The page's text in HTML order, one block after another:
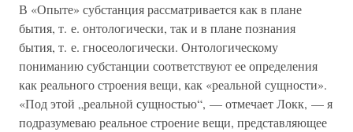
В «Опыте» субстанция рассматривается как в плане
бытия, т. е. онтологически, так и в плане познания
бытия, т. е. гносеологически. Онтологическому
пониманию субстанции соответствуют ее определения
как реального строения вещи, как «реальной сущности».
«Под этой „реальной сущностью“, — отмечает Локк, — я
подразумеваю реальное строение вещи, представляющее